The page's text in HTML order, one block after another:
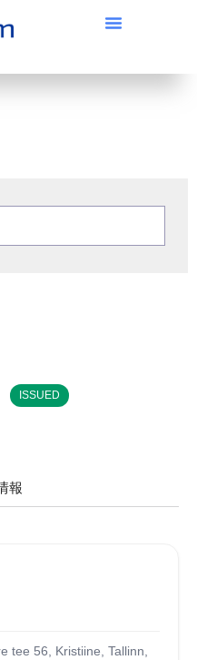
ISSUED
報
tee 56, Kristiine, Tallinn,